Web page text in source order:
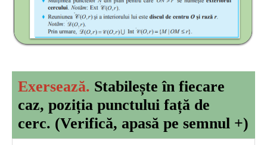
Exersează. Stabilește în fiecare
caz, poziția punctului față de
cerc. (Verifică, apasă pe semnul +)